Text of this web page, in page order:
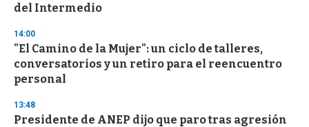
del Intermedio
14:00
"El Camino de la Mujer": un ciclo de talleres,
conversatorios y un retiro para el reencuentro
personal
13:48
Presidente de ANEP dijo que paro tras agresión